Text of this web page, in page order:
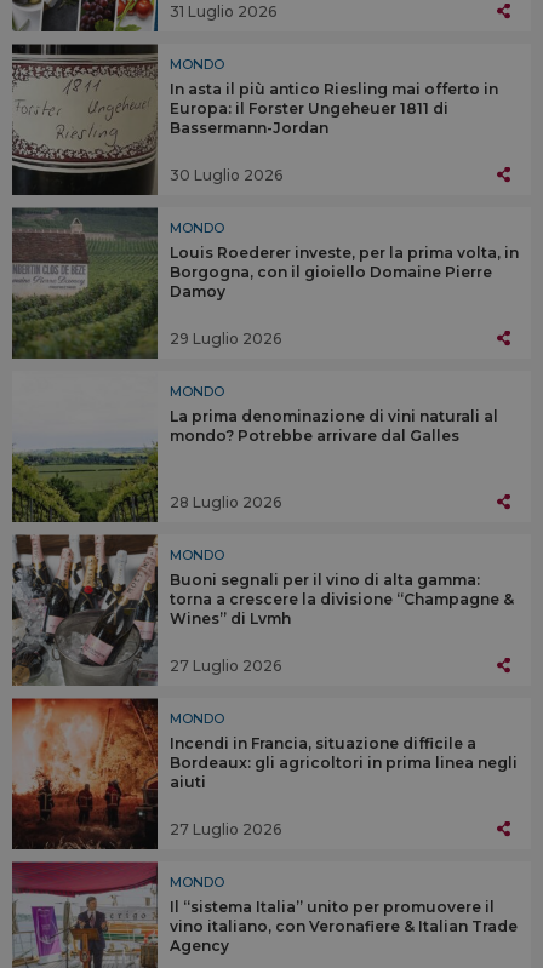
31 Luglio 2026
MONDO
In asta il più antico Riesling mai offerto in
Europa: il Forster Ungeheuer 1811 di
Bassermann-Jordan
30 Luglio 2026
MONDO
Louis Roederer investe, per la prima volta, in
Borgogna, con il gioiello Domaine Pierre
Damoy
29 Luglio 2026
MONDO
La prima denominazione di vini naturali al
mondo? Potrebbe arrivare dal Galles
28 Luglio 2026
MONDO
Buoni segnali per il vino di alta gamma:
torna a crescere la divisione “Champagne &
Wines” di Lvmh
27 Luglio 2026
MONDO
Incendi in Francia, situazione difficile a
Bordeaux: gli agricoltori in prima linea negli
aiuti
27 Luglio 2026
MONDO
Il “sistema Italia” unito per promuovere il
vino italiano, con Veronafiere & Italian Trade
Agency